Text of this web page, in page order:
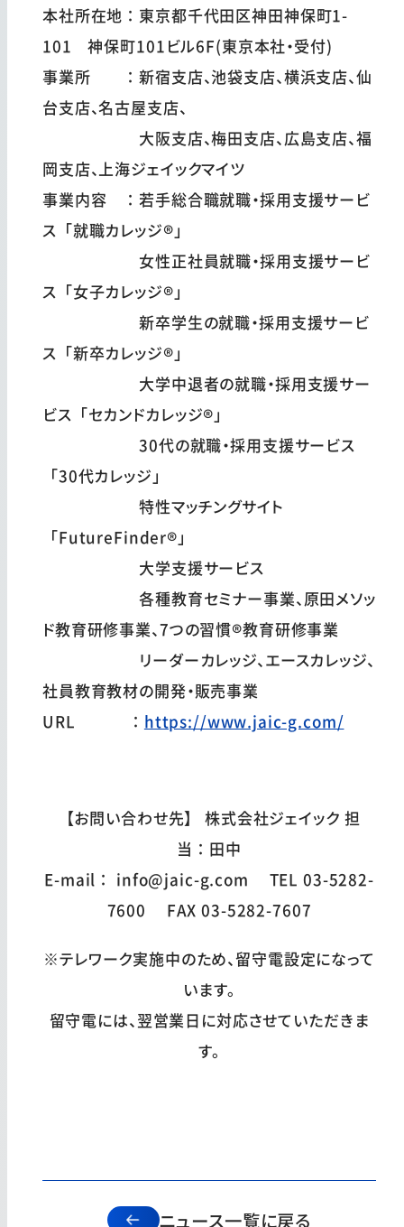
本社所在地：東京都千代田区神田神保町1-
101 神保町101ビル6F(東京本社・受付)
事業所 ：新宿支店、池袋支店、横浜支店、仙
台支店、名古屋支店、
大阪支店、梅田支店、広島支店、福
岡支店、上海ジェイックマイツ
事業内容 ：若手総合職就職・採用支援サービ
ス「就職カレッジ®」
女性正社員就職・採用支援サービ
ス「女子カレッジ®」
新卒学生の就職・採用支援サービ
ス「新卒カレッジ®」
大学中退者の就職・採用支援サー
ビス「セカンドカレッジ®」
30代の就職・採用支援サービス
「30代カレッジ」
特性マッチングサイト
「FutureFinder®」
大学支援サービス
各種教育セミナー事業、原田メソッ
ド教育研修事業、7つの習慣®教育研修事業
リーダーカレッジ、エースカレッジ、
社員教育教材の開発・販売事業
URL ： https://www.jaic-g.com/
【お問い合わせ先】 株式会社ジェイック 担
当：田中
E-mail： info@jaic-g.com TEL 03-5282-
7600 FAX 03-5282-7607
※テレワーク実施中のため、留守電設定になって
います。
留守電には、翌営業日に対応させていただきま
す。
ニュース一覧に戻る